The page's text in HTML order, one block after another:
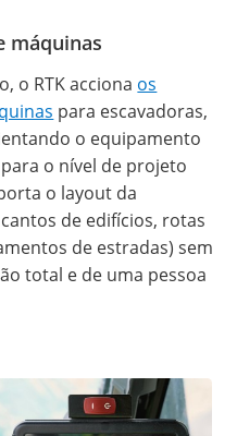
máquinas
o RTK acciona os
para escavadoras,
o equipamento
o nível de projeto
o layout da
de edifícios, rotas
de estradas) sem
total e de uma pessoa